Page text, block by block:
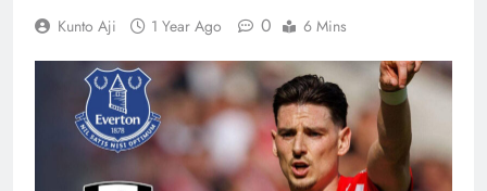
Kunto Aji 1 Year Ago 0 6 Mins